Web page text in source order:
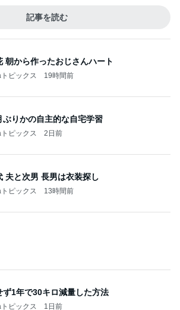
料の請求
今日は身体のメンテナンス
セットの肉の旨味チャーハン
12時間前